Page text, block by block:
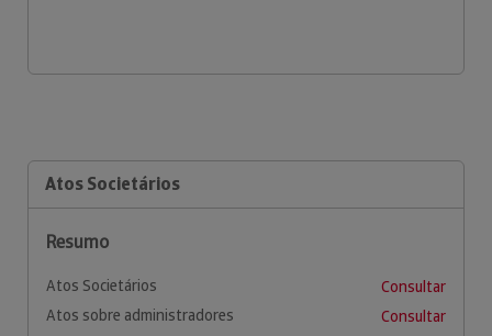
Atos Societários
Resumo
Atos Societários
Consultar
Atos sobre administradores
Consultar